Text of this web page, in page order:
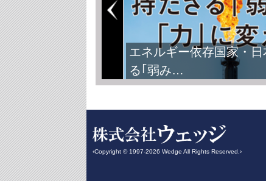
エネルギー依存国家・
る｢弱み…
‹Copyright © 1997-2026 Wedge All Rights Reserved.›